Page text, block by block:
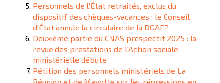
Personnels de l'État retraités, exclus du
dispositif des chèques-vacances : le Conseil
d'État annule la circulaire de la DGAFP
Deuxième partie du CNAS prospectif 2025 : la
revue des prestations de l'Action sociale
ministérielle débute
Pétition des personnels ministériels de La
Réunion et de Mayotte sur les régressions en